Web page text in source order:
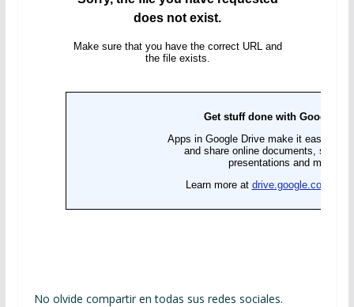
No olvide compartir en todas sus redes sociales.